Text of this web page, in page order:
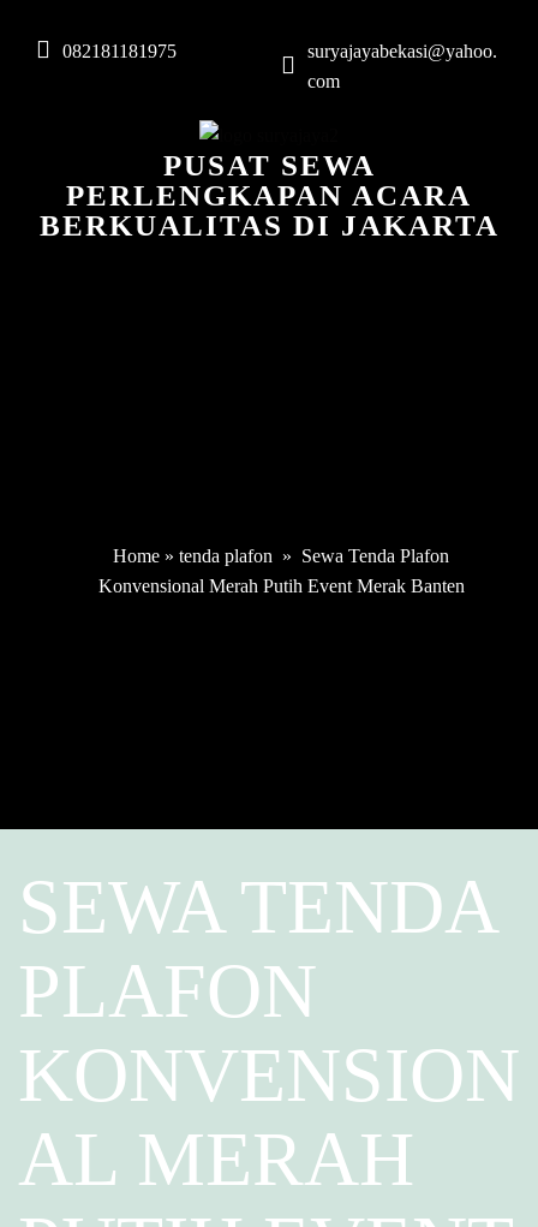
082181181975
suryajayabekasi@yahoo.
com
PUSAT SEWA
PERLENGKAPAN ACARA
BERKUALITAS DI JAKARTA
Home » tenda plafon » Sewa Tenda Plafon
Konvensional Merah Putih Event Merak Banten
SEWA TENDA
PLAFON
KONVENSION
AL MERAH